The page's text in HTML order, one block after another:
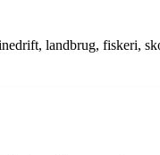
landbrug, fiskeri,